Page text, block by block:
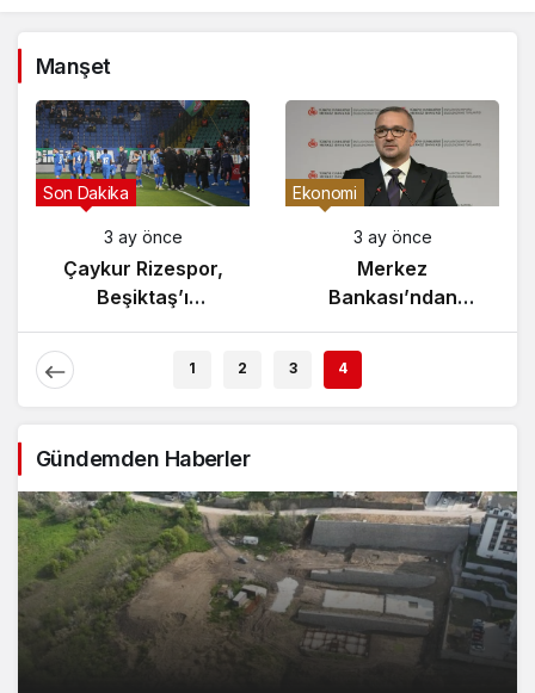
Manşet
Gündem
3 ay önce
Yunanistan’da
Zeybek Tartışması
Alevlendi!
Son Dakika
3 ay önce
Çaykur Rizespor,
Beşiktaş’ı
Ağırlıyor!
1 2 3 4
Gündemden Haberler